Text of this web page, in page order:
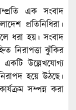
এক সংবাদ
প্রতিনিধিরা।
ধরা হয়। সংবাদ
নিরাপত্তা ঝুঁকির
উল্লেখযোগ্য
হয়ে উঠছে।
সম্পন্ন করা